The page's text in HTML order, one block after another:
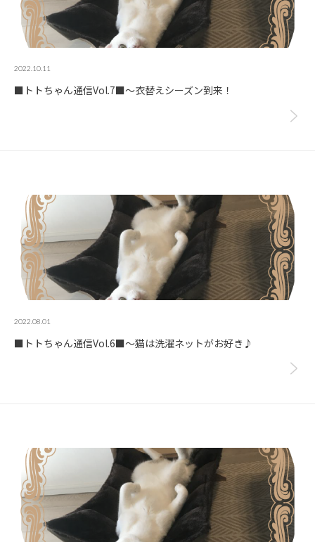
2022.10.11
■トトちゃん通信Vol.7■～衣替えシーズン到来！
2022.08.01
■トトちゃん通信Vol.6■～猫は洗濯ネットがお好き♪